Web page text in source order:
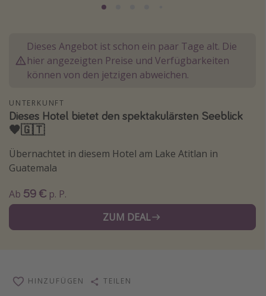
Wellnessurlaub
Disneyland Paris
Roadtrips
Wochenendtrip
Singlereisen
Strandurlaub
Gruppenreisen
Hotels in Hamburg
Hotels in Amsterdam
Familienurlaub in der Türkei
Dieses Angebot ist schon ein paar Tage alt. Die
hier angezeigten Preise und Verfügbarkeiten
können von den jetzigen abweichen.
UNTERKUNFT
Dieses Hotel bietet den spektakulärsten Seeblick
🧡🇬🇹
Übernachtet in diesem Hotel am Lake Atitlan in
Guatemala
Ab 59 € p. P.
ZUM DEAL
HINZUFÜGEN TEILEN